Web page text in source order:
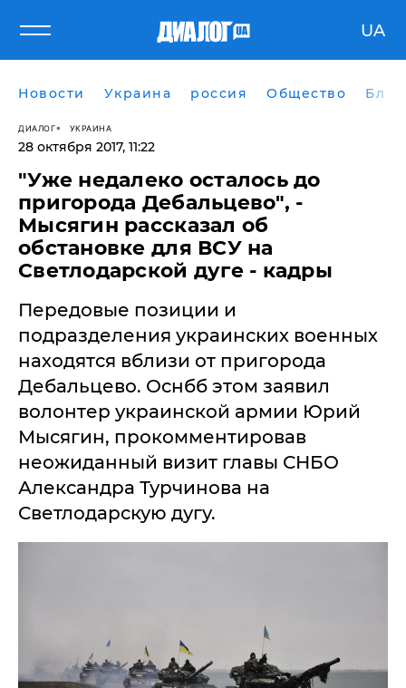
UA
Новости Украина россия Общество
ДИАЛОГ УКРАИНА
28 октября 2017, 11:22
"Уже недалеко осталось до
пригорода Дебальцево", -
Мысягин рассказал об
обстановке для ВСУ на
Светлодарской дуге - кадры
​Передовые позиции и
подразделения украинских военных
находятся вблизи от пригорода
Дебальцево. Оснбб этом заявил
волонтер украинской армии Юрий
Мысягин, прокомментировав
неожиданный визит главы СНБО
Александра Турчинова на
Светлодарскую дугу.